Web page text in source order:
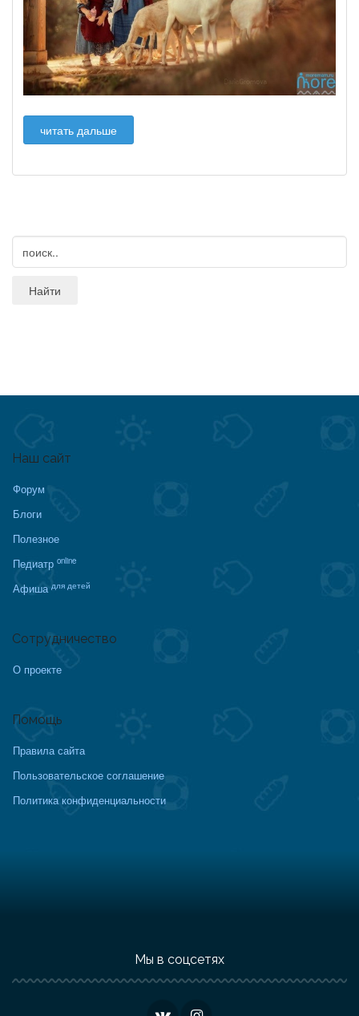
читать дальше
Наш сайт
Форум
Блоги
Полезное
Педиатр online
Афиша для детей
Сотрудничество
О проекте
Помощь
Правила сайта
Пользовательское соглашение
Политика конфиденциальности
Мы в соцсетях